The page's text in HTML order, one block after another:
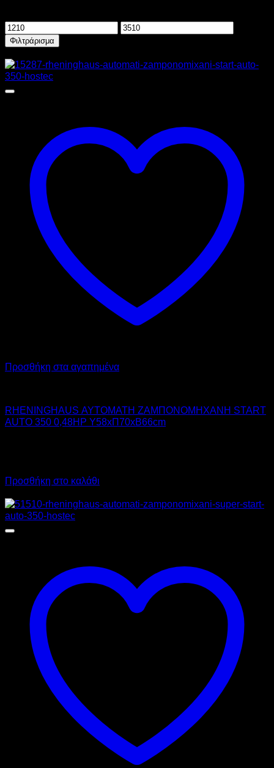
Ελάχιστη
τιμή
Μέγιστη
Φιλτράρισμα
Προσθήκη στα αγαπημένα
RHENINGHAUS ΑΥΤΟΜΑΤΗ ΖΑΜΠΟΝΟΜΗΧΑΝΗ START
AUTO 350 0,48HP Υ58xΠ70xΒ66cm
Προσθήκη στο καλάθι